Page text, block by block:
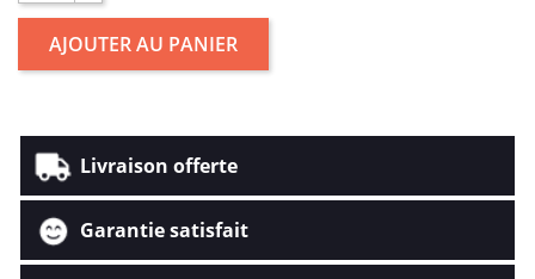
AJOUTER AU PANIER
Livraison offerte
Garantie satisfait